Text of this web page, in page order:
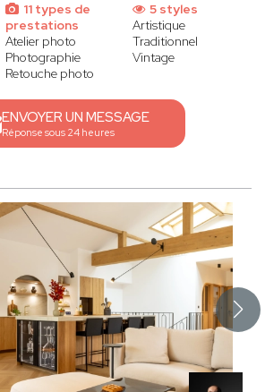
11 types de
prestations
Atelier photo
Photographie
Retouche photo
5 styles
Artistique
Traditionnel
Vintage
ENVOYER UN MESSAGE
Réponse sous 24 heures